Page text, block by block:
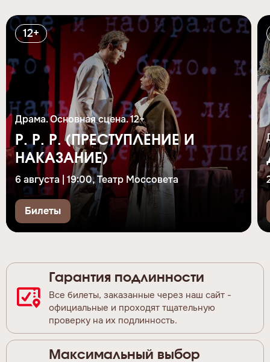
12+
Драма. Основная сцена. 12+
Р. Р. Р. (ПРЕСТУПЛЕНИЕ И
НАКАЗАНИЕ)
6 августа | 19:00, Театр Моссовета
Билеты
Гарантия подлинности
Все билеты, заказанные через наш сайт -
официальные и проходят тщательную
проверку на их подлинность.
Максимальный выбор